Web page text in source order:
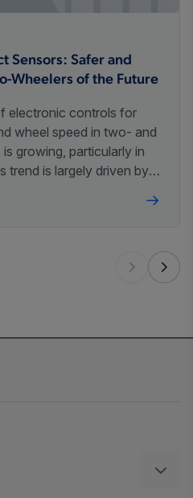
Sensors: Safer and
Wheelers of the Future
electronic controls for
wheel speed in two- and
growing, particularly in
trend is largely driven by